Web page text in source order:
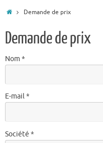
Demande de prix
Demande de prix
Nom *
E-mail *
Société *